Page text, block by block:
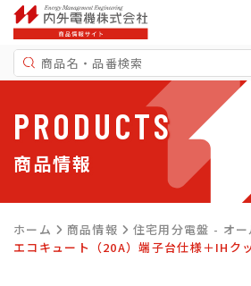
PRODUCTS
商品情報
ホーム 商品情報
住宅用分電盤 - オー
エコキュート（20A）端子台仕様＋IHク